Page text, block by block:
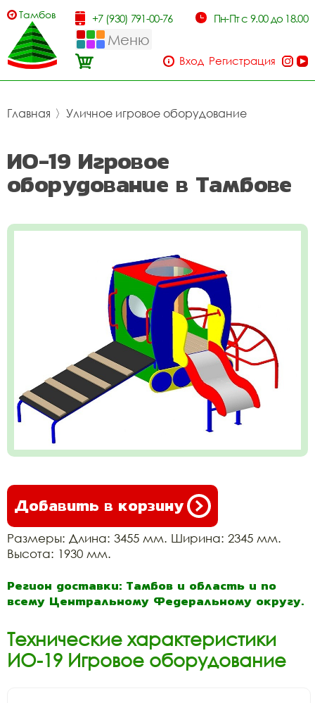
Тамбов +7 (930) 791-00-76 Пн-Пт с 9.00 до 18.00
Меню
Вход Регистрация
Главная 〉 Уличное игровое оборудование
ИО-19 Игровое
оборудование в Тамбове
Добавить в корзину
Размеры: Длина: 3455 мм. Ширина: 2345 мм.
Высота: 1930 мм.
Регион доставки: Тамбов и область и по
всему Центральному Федеральному округу.
Технические характеристики
ИО-19 Игровое оборудование